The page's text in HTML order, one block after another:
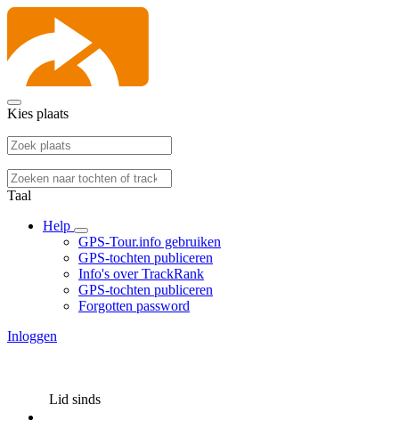
Kies plaats
Taal
Help
GPS-Tour.info gebruiken
GPS-tochten publiceren
Info's over TrackRank
GPS-tochten publiceren
Forgotten password
Inloggen
Lid sinds